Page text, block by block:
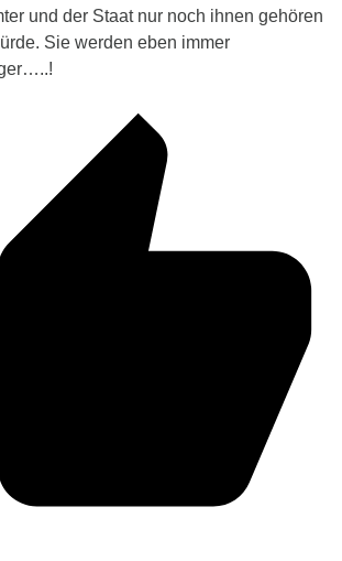
und der Staat nur noch ihnen gehören
Sie werden eben immer